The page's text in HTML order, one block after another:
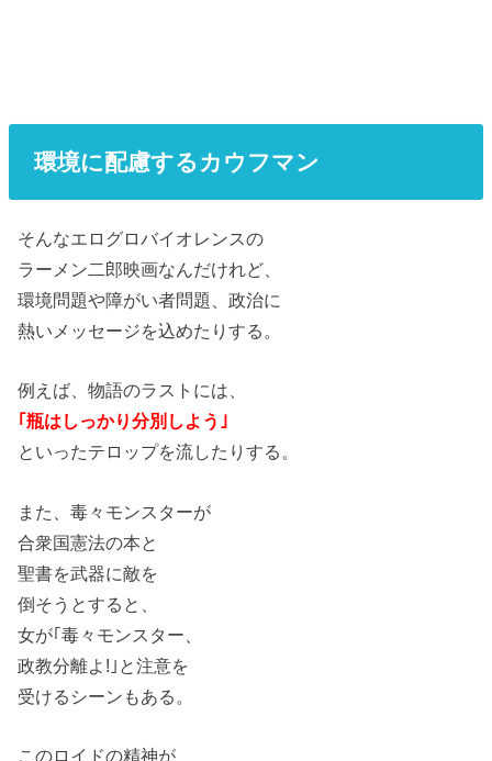
環境に配慮するカウフマン
そんなエログロバイオレンスの
ラーメン二郎映画なんだけれど、
環境問題や障がい者問題、政治に
熱いメッセージを込めたりする。
例えば、物語のラストには、
｢瓶はしっかり分別しよう｣
といったテロップを流したりする。
また、毒々モンスターが
合衆国憲法の本と
聖書を武器に敵を
倒そうとすると、
女が｢毒々モンスター、
政教分離よ!｣と注意を
受けるシーンもある。
このロイドの精神が